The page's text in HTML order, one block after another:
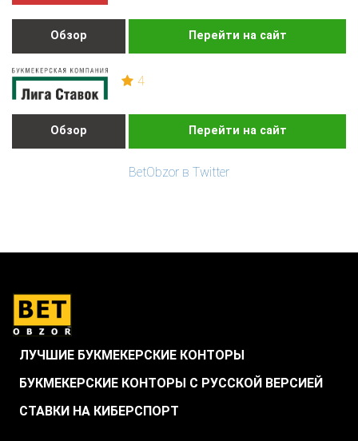
Обзор Перейти на сайт
4
Обзор Перейти на сайт
BetObzor в Twitter
ЛУЧШИЕ БУКМЕКЕРСКИЕ КОНТОРЫ
БУКМЕКЕРСКИЕ КОНТОРЫ С РУССКОЙ ВЕРСИЕЙ
СТАВКИ НА КИБЕРСПОРТ